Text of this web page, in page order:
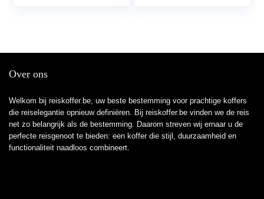
Over ons
Welkom bij reiskoffer.be, uw beste bestemming voor prachtige koffers
die reiselegantie opnieuw definiëren. Bij reiskoffer.be vinden we de reis
net zo belangrijk als de bestemming. Daarom streven wij ernaar u de
perfecte reisgenoot te bieden: een koffer die stijl, duurzaamheid en
functionaliteit naadloos combineert.